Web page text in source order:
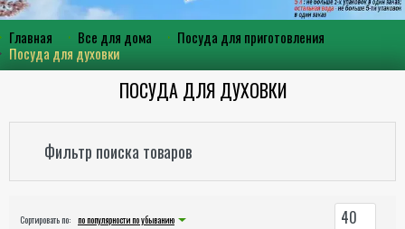
Главная Все для дома
Посуда для приготовления
Посуда для духовки
ПОСУДА ДЛЯ ДУХОВКИ
Фильтр поиска товаров
Сортировать по: по популярности по убыванию 40